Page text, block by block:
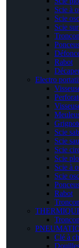
Scie à
Scie
Scie
Rabot
Electro
Scie
Scie
Scie
Scie
Scie à
Scie
Rabot
Clé à